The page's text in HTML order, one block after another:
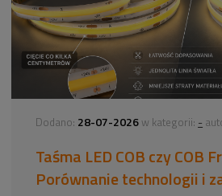
Dodano: 28-07-2026 w kategorii: -
Taśma LED COB czy COB
Porównanie technologii i